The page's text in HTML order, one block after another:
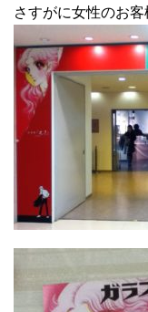
さすがに女性のお客